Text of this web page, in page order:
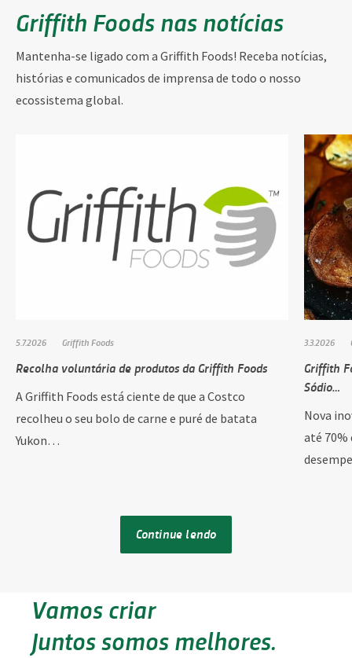
Griffith Foods nas notícias
Mantenha-se ligado com a Griffith Foods! Receba notícias,
histórias e comunicados de imprensa de todo o nosso
ecossistema global.
5.7.2026 Griffith Foods
Recolha voluntária de produtos da Griffith Foods
A Griffith Foods está ciente de que a Costco
recolheu o seu bolo de carne e puré de batata
Yukon…
3.3.2026
Griffith
Sódio…
Nova
até 70%
Continue lendo
Vamos criar
Juntos somos melhores.